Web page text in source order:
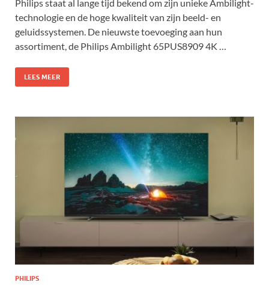
Philips staat al lange tijd bekend om zijn unieke Ambilight-
technologie en de hoge kwaliteit van zijn beeld- en
geluidssystemen. De nieuwste toevoeging aan hun
assortiment, de Philips Ambilight 65PUS8909 4K …
LEES MEER
PHILIPS